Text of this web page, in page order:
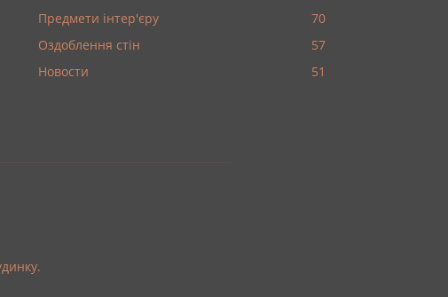
Предмети інтер'єру
70
Оздоблення стін
57
Новости
51